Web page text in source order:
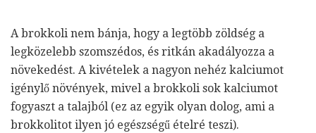
A brokkoli nem bánja, hogy a legtöbb zöldség a
legközelebb szomszédos, és ritkán akadályozza a
növekedést. A kivételek a nagyon nehéz kalciumot
igénylő növények, mivel a brokkoli sok kalciumot
fogyaszt a talajból (ez az egyik olyan dolog, ami a
brokkolitot ilyen jó egészségű ételré teszi).